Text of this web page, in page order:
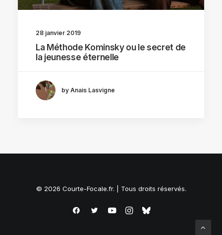
28 janvier 2019
La Méthode Kominsky ou le secret de
la jeunesse éternelle
by Anais Lasvigne
© 2026 Courte-Focale.fr. | Tous droits réservés.